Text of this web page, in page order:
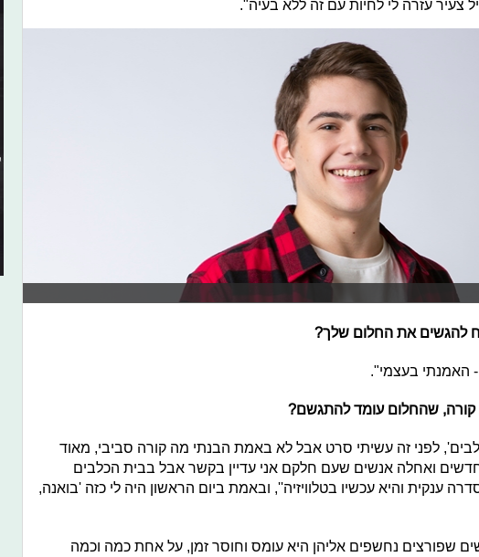
צעיר עזרה לי לחיות עם זה ללא בעיה".
להגשים את החלום שלך?
- האמנתי בעצמי".
שהחלום עומד להתגשם?
לפני זה עשיתי סרט אבל לא באמת הבנתי מה קורה סביבי, מאוד
ואחלה אנשים שעם חלקם אני עדיין בקשר אבל בבית הכלבים
ענקית והיא עכשיו בטלוויזיה'', ובאמת ביום הראשון היה לי כזה 'בואנה,
שפורצים נחשפים אליהן היא עומס וחוסר זמן, על אחת כמה וכמה